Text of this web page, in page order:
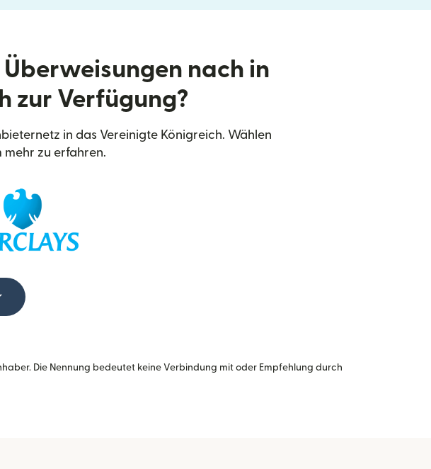
nach in
zur Verfügung?
in das Vereinigte Königreich. Wählen
mehr zu erfahren.
Die Nennung bedeutet keine Verbindung mit oder Empfehlung durch